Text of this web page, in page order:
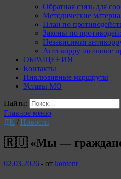
Обратная связь для
Методические
План по
Законы по
Независимая
Антикоррупционное
ОБРАЩЕНИЯ
Контакты
Инклюзивные маршруты
Уставы МО
Найти:
Главное меню
ДК / Новости
🇷🇺 «Мы — граждане
02.03.2026 - от kontent